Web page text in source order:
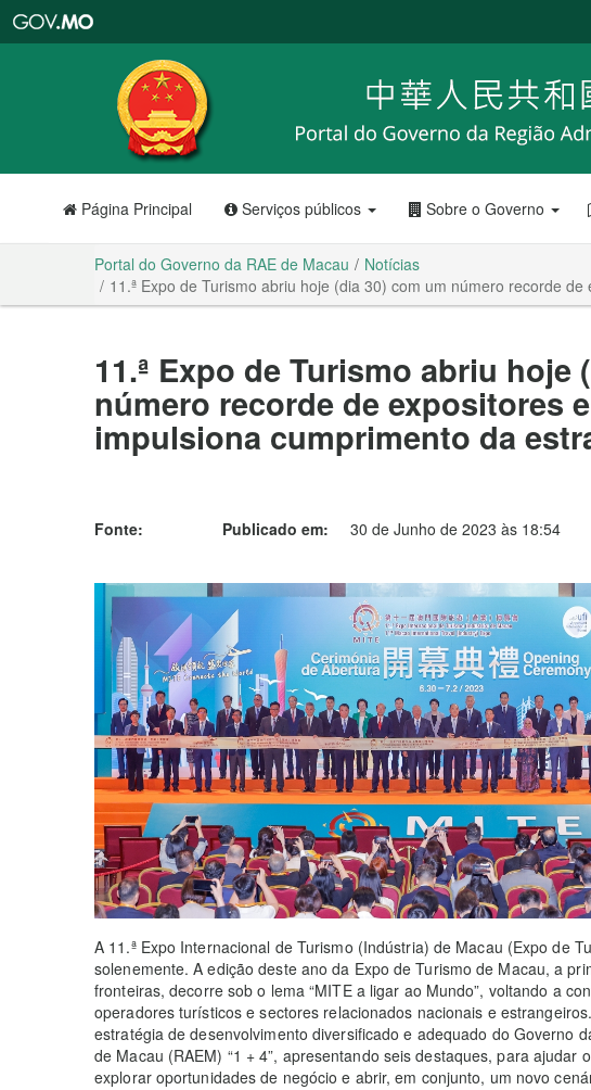
RAE
de
Macau
Página Principal Serviços públicos Sobre o Governo
Portal do Governo da RAE de Macau
Notícias
11.ª Expo de Turismo abriu hoje (dia 30) com um número recorde
11.ª Expo de Turismo abriu hoje
número recorde de expositores
impulsiona cumprimento da
Fonte: Publicado em: 30 de Junho de 2023 às 18:54
A 11.ª Expo Internacional de Turismo (Indústria) de Macau (Expo de
solenemente. A edição deste ano da Expo de Turismo de Macau, a
fronteiras, decorre sob o lema “MITE a ligar ao Mundo”, voltando a
operadores turísticos e sectores relacionados nacionais e
estratégia de desenvolvimento diversificado e adequado do Governo
de Macau (RAEM) “1 + 4”, apresentando seis destaques, para ajudar
explorar oportunidades de negócio e abrir, em conjunto, um novo